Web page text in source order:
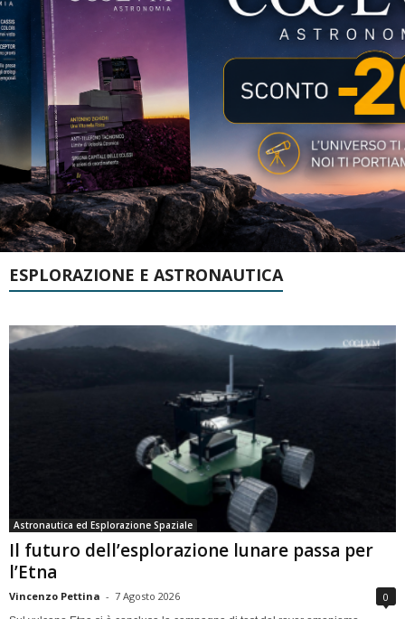
ESPLORAZIONE E ASTRONAUTICA
Astronautica ed Esplorazione Spaziale
Il futuro dell’esplorazione lunare passa per
l’Etna
Vincenzo Pettina - 7 Agosto 2026 0